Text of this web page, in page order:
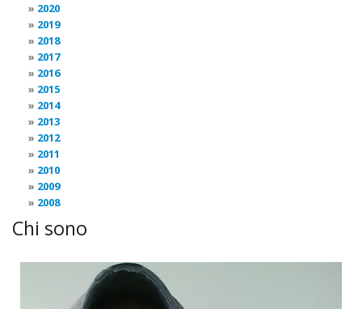
2020
2019
2018
2017
2016
2015
2014
2013
2012
2011
2010
2009
2008
Chi sono